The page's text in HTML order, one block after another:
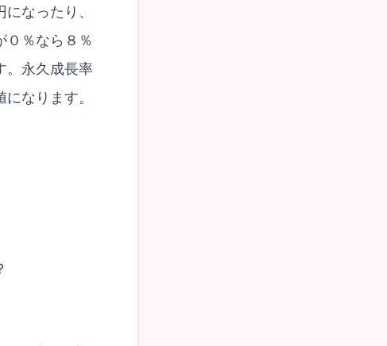
なったり、
０％なら８％
。永久成長率
なります。